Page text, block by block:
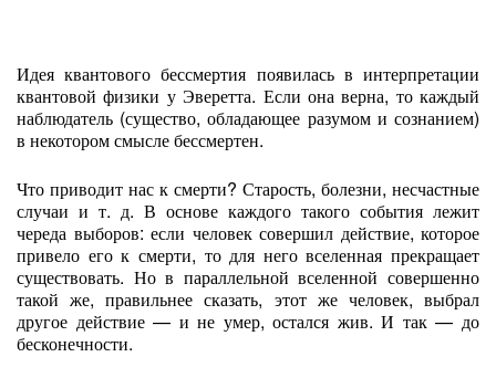
Идея квантового бессмертия появилась в интерпретации
квантовой физики у Эверетта. Если она верна, то каждый
наблюдатель (существо, обладающее разумом и сознанием)
в некотором смысле бессмертен.
Что приводит нас к смерти? Старость, болезни, несчастные
случаи и т. д. В основе каждого такого события лежит
череда выборов: если человек совершил действие, которое
привело его к смерти, то для него вселенная прекращает
существовать. Но в параллельной вселенной совершенно
такой же, правильнее сказать, этот же человек, выбрал
другое действие — и не умер, остался жив. И так — до
бесконечности.